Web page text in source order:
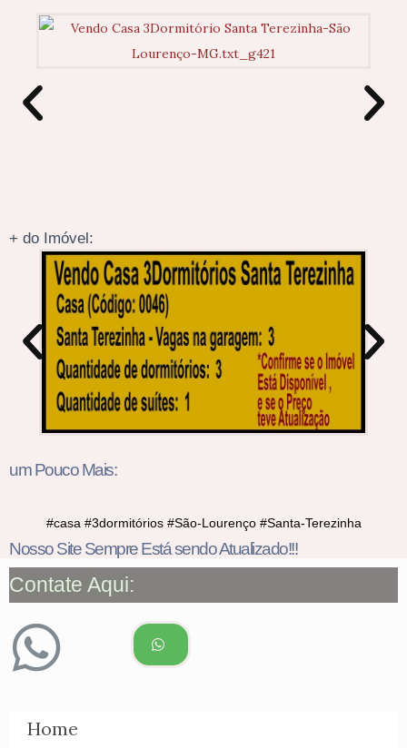
+ do Imóvel:
um Pouco Mais:
#casa #3dormitórios #São-Lourenço #Santa-Terezinha
Nosso Site Sempre Está sendo Atualizado!!!
Contate Aqui:
Home